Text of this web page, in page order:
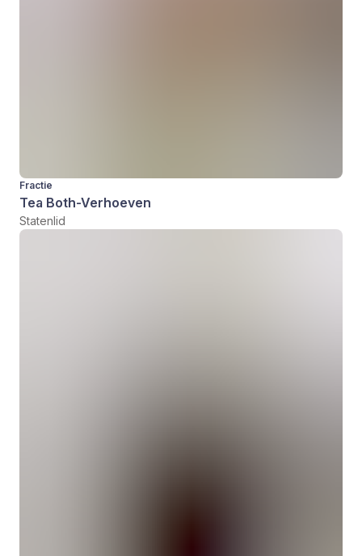
Fractie
Tea Both-Verhoeven
Statenlid